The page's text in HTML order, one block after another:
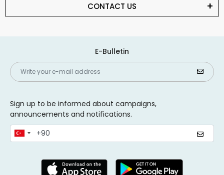
CONTACT US
E-Bulletin
Sign up to be informed about campaigns,
announcements and notifications.